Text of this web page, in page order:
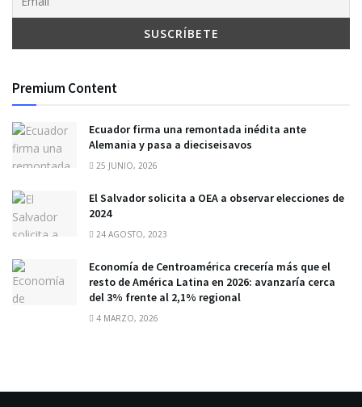
Premium Content
Ecuador firma una remontada inédita ante
Alemania y pasa a dieciseisavos
25 JUNIO, 2026
El Salvador solicita a OEA a observar elecciones de
2024
24 AGOSTO, 2023
Economía de Centroamérica crecería más que el
resto de América Latina en 2026: avanzaría cerca
del 3% frente al 2,1% regional
4 MARZO, 2026